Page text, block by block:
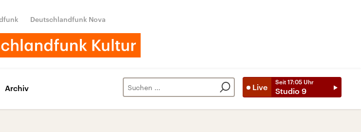
Deutschlandfunk Nova
Live
Seit 17:05 Uhr
Studio 9
Archiv